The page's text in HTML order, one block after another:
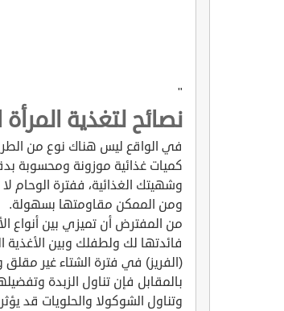
"
نصائح لتغذية
في الواقع ليس هناك نوع من الطرق
كميات غذائية موزونة ومحسوبة
وشهيتك الغذائية، ففترة الوحام
ومن الممكن مقاومتها بسهولة.
من المفترض أن تميزي بين أنواع
فائدتها لك ولطفلك وبين الأغذية
(الفريز) في فترة الشتاء غير مقلق
بالمقابل فإن تناول الزبدة
وتناول الشوكولا والحلويات قد